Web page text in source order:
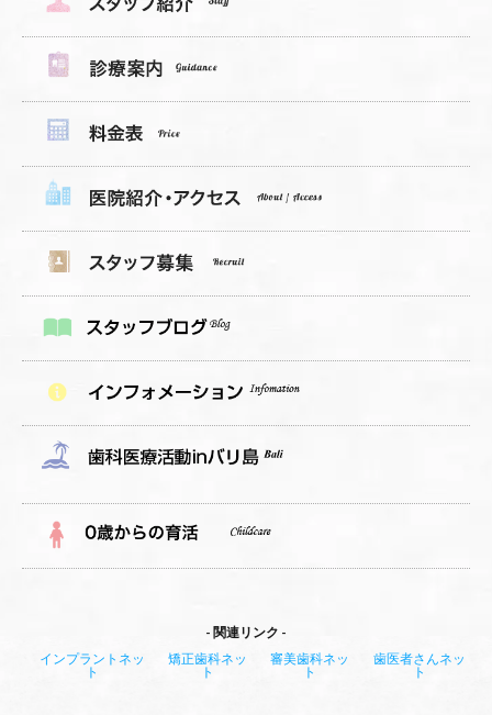
関連リンク
インプラントネッ
ト
矯正歯科ネッ
ト
審美歯科ネッ
ト
歯医者さんネッ
ト